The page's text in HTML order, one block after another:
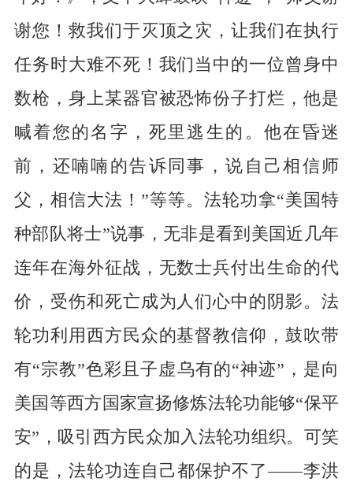
谢您！救我们于灭顶之灾，让我们在执行
任务时大难不死！我们当中的一位曾身中
数枪，身上某器官被恐怖份子打烂，他是
喊着您的名字，死里逃生的。他在昏迷
前，还喃喃的告诉同事，说自己相信师
父，相信大法！”等等。法轮功拿“美国特
种部队将士”说事，无非是看到美国近几年
连年在海外征战，无数士兵付出生命的代
价，受伤和死亡成为人们心中的阴影。法
轮功利用西方民众的基督教信仰，鼓吹带
有“宗教”色彩且子虚乌有的“神迹”，是向
美国等西方国家宣扬修炼法轮功能够“保平
安”，吸引西方民众加入法轮功组织。可笑
的是，法轮功连自己都保护不了——李洪